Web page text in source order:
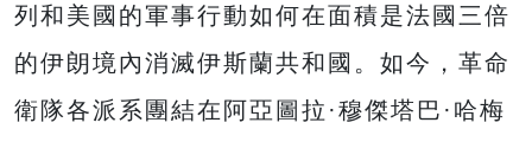
列和美國的軍事行動如何在面積是法國三倍
的伊朗境內消滅伊斯蘭共和國。如今，革命
衛隊各派系團結在阿亞圖拉·穆傑塔巴·哈梅